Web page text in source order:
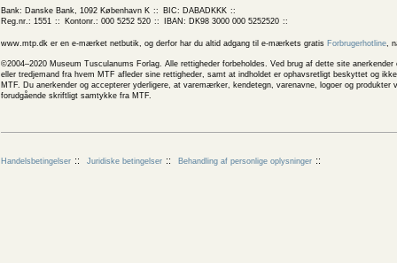
Bank: Danske Bank, 1092 København K
BIC: DABADKKK
Reg.nr.: 1551
Kontonr.: 000 5252 520 IBAN: DK98 3000 000 5252520
www.mtp.dk er en e-mærket netbutik, og derfor har du altid adgang til e-mærkets gratis Forbrugerhotline,
©2004–2020 Museum Tusculanums Forlag. Alle rettigheder forbeholdes. Ved brug af dette site
eller tredjemand fra hvem MTF afleder sine rettigheder, samt at indholdet er ophavsretligt beskyttet og
MTF. Du anerkender og accepterer yderligere, at varemærker, kendetegn, varenavne, logoer og
forudgående skriftligt samtykke fra MTF.
Handelsbetingelser Juridiske betingelser Behandling af personlige oplysninger